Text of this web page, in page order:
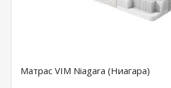
Матрас VIM Niagara (Ниагара)